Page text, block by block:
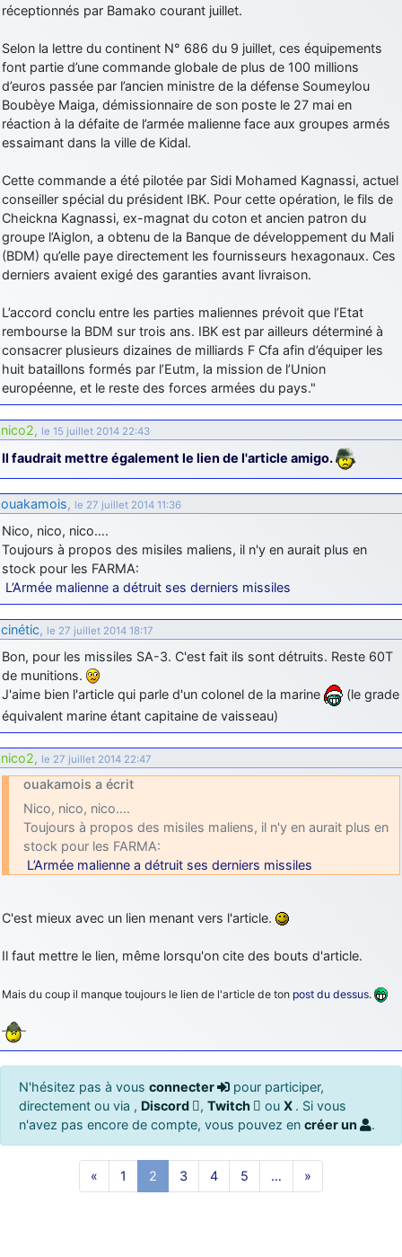
réceptionnés par Bamako courant juillet.
Selon la lettre du continent N° 686 du 9 juillet, ces équipements
font partie d’une commande globale de plus de 100 millions
d’euros passée par l’ancien ministre de la défense Soumeylou
Boubèye Maiga, démissionnaire de son poste le 27 mai en
réaction à la défaite de l’armée malienne face aux groupes armés
essaimant dans la ville de Kidal.
Cette commande a été pilotée par Sidi Mohamed Kagnassi, actuel
conseiller spécial du président IBK. Pour cette opération, le fils de
Cheickna Kagnassi, ex-magnat du coton et ancien patron du
groupe l’Aiglon, a obtenu de la Banque de développement du Mali
(BDM) qu’elle paye directement les fournisseurs hexagonaux. Ces
derniers avaient exigé des garanties avant livraison.
L’accord conclu entre les parties maliennes prévoit que l’Etat
rembourse la BDM sur trois ans. IBK est par ailleurs déterminé à
consacrer plusieurs dizaines de milliards F Cfa afin d’équiper les
huit bataillons formés par l’Eutm, la mission de l’Union
européenne, et le reste des forces armées du pays."
nico2, le 15 juillet 2014 22:43
Il faudrait mettre également le lien de l'article amigo.
ouakamois, le 27 juillet 2014 11:36
Nico, nico, nico….
Toujours à propos des misiles maliens, il n'y en aurait plus en
stock pour les FARMA:
L’Armée malienne a détruit ses derniers missiles
cinétic, le 27 juillet 2014 18:17
Bon, pour les missiles SA-3. C'est fait ils sont détruits. Reste 60T
de munitions.
J'aime bien l'article qui parle d'un colonel de la marine
(le grade
équivalent marine étant capitaine de vaisseau)
nico2, le 27 juillet 2014 22:47
ouakamois a écrit
Nico, nico, nico….
Toujours à propos des misiles maliens, il n'y en aurait plus en
stock pour les FARMA:
L’Armée malienne a détruit ses derniers missiles
C'est mieux avec un lien menant vers l'article.
Il faut mettre le lien, même lorsqu'on cite des bouts d'article.
Mais du coup il manque toujours le lien de l'article de ton post du dessus.
N'hésitez pas à vous connecter
pour participer,
directement ou via , Discord , Twitch ou X . Si vous
n'avez pas encore de compte, vous pouvez en créer un .
« 1 2 3 4 5 … »